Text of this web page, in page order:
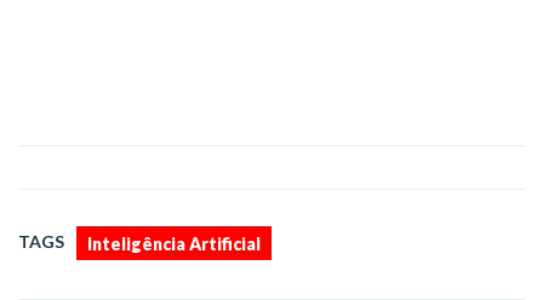
TAGS Inteligência Artificial